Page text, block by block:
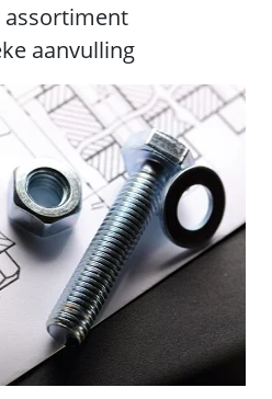
assortiment
aanvulling